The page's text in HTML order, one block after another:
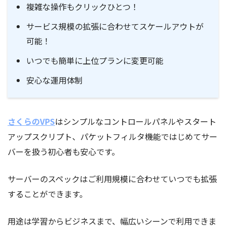
複雑な操作もクリックひとつ！
サービス規模の拡張に合わせてスケールアウトが
可能！
いつでも簡単に上位プランに変更可能
安心な運用体制
さくらのVPSはシンプルなコントロールパネルやスタート
アップスクリプト、パケットフィルタ機能ではじめてサー
バーを扱う初心者も安心です。
サーバーのスペックはご利用規模に合わせていつでも拡張
することができます。
用途は学習からビジネスまで、幅広いシーンで利用できま